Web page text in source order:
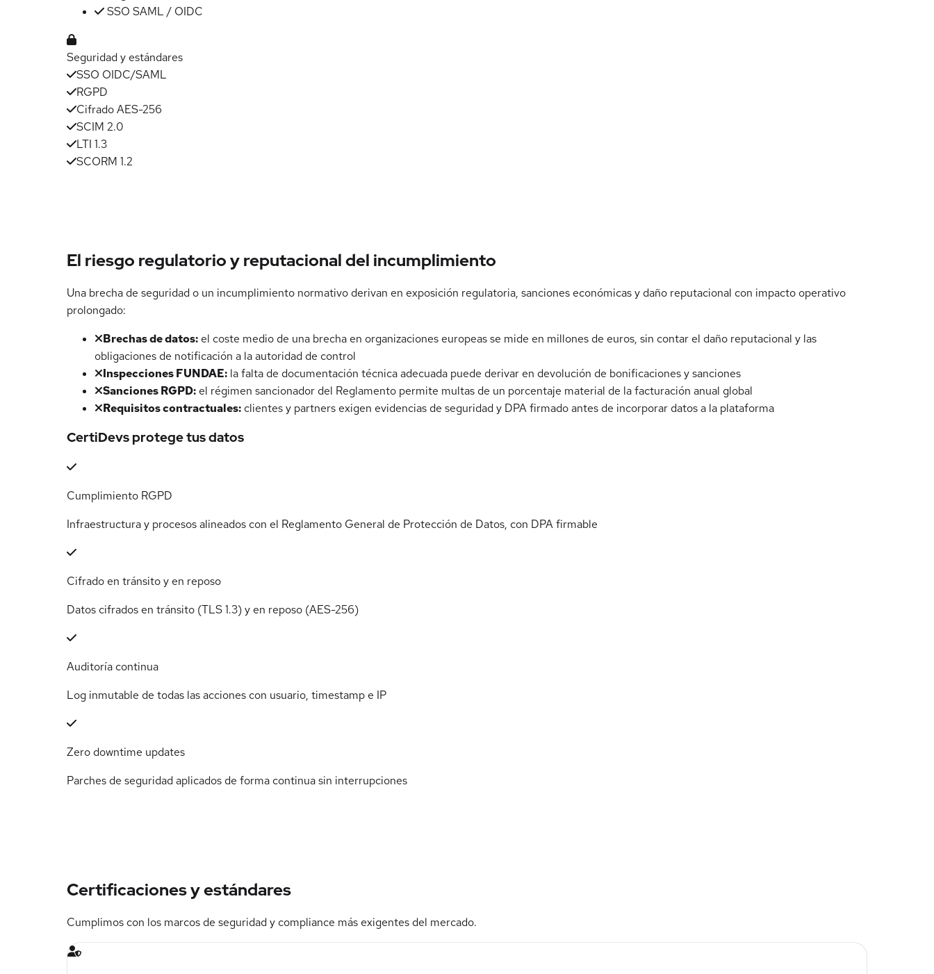
SSO SAML / OIDC
Seguridad y estándares
SSO OIDC/SAML
RGPD
Cifrado AES-256
SCIM 2.0
LTI 1.3
SCORM 1.2
El riesgo regulatorio y reputacional del incumplimiento
Una brecha de seguridad o un incumplimiento normativo derivan en exposición regulatoria, sanciones económicas y daño reputacional con impacto operativo
prolongado:
Brechas de datos: el coste medio de una brecha en organizaciones europeas se mide en millones de euros, sin contar el daño reputacional y las
obligaciones de notificación a la autoridad de control
Inspecciones FUNDAE: la falta de documentación técnica adecuada puede derivar en devolución de bonificaciones y sanciones
Sanciones RGPD: el régimen sancionador del Reglamento permite multas de un porcentaje material de la facturación anual global
Requisitos contractuales: clientes y partners exigen evidencias de seguridad y DPA firmado antes de incorporar datos a la plataforma
CertiDevs protege tus datos
Cumplimiento RGPD
Infraestructura y procesos alineados con el Reglamento General de Protección de Datos, con DPA firmable
Cifrado en tránsito y en reposo
Datos cifrados en tránsito (TLS 1.3) y en reposo (AES-256)
Auditoría continua
Log inmutable de todas las acciones con usuario, timestamp e IP
Zero downtime updates
Parches de seguridad aplicados de forma continua sin interrupciones
Certificaciones y estándares
Cumplimos con los marcos de seguridad y compliance más exigentes del mercado.